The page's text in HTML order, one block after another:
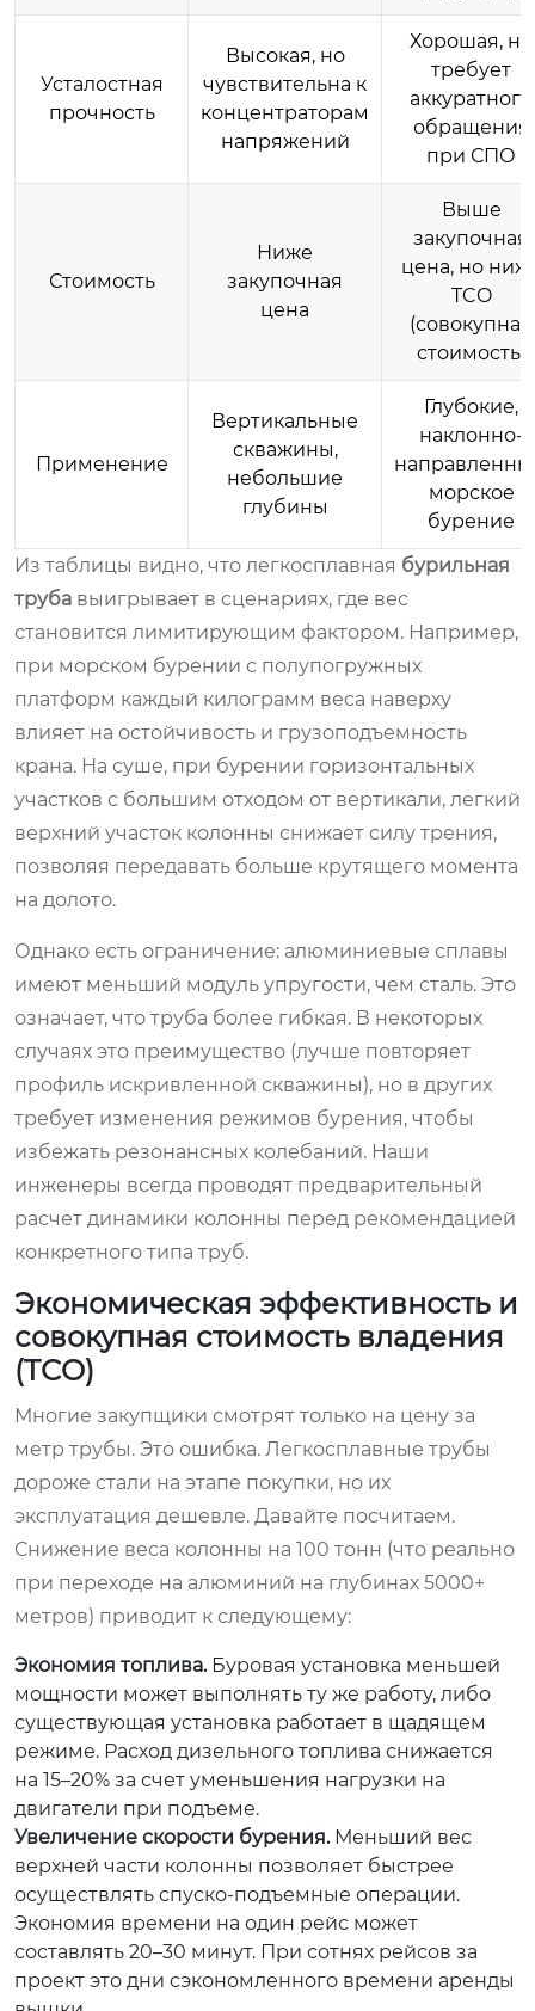
Усталостная
прочность
Высокая, но
чувствительна к
концентраторам
напряжений
Хорошая, но
требует
аккуратного
обращения
при СПО
Стоимость
Ниже
закупочная
цена
Выше
закупочная
цена, но
TCO
(совокупная
стоимость)
Применение
Вертикальные
скважины,
небольшие
глубины
Глубокие,
наклонно-
морское
бурение
Из таблицы видно, что легкосплавная бурильная
труба выигрывает в сценариях, где вес
становится лимитирующим фактором. Например,
при морском бурении с полупогружных
платформ каждый килограмм веса наверху
влияет на остойчивость и грузоподъемность
крана. На суше, при бурении горизонтальных
участков с большим отходом от вертикали, легкий
верхний участок колонны снижает силу трения,
позволяя передавать больше крутящего момента
на долото.
Однако есть ограничение: алюминиевые сплавы
имеют меньший модуль упругости, чем сталь. Это
означает, что труба более гибкая. В некоторых
случаях это преимущество (лучше повторяет
профиль искривленной скважины), но в других
требует изменения режимов бурения, чтобы
избежать резонансных колебаний. Наши
инженеры всегда проводят предварительный
расчет динамики колонны перед рекомендацией
конкретного типа труб.
Экономическая эффективность и
совокупная стоимость владения
(TCO)
Многие закупщики смотрят только на цену за
метр трубы. Это ошибка. Легкосплавные трубы
дороже стали на этапе покупки, но их
эксплуатация дешевле. Давайте посчитаем.
Снижение веса колонны на 100 тонн (что реально
при переходе на алюминий на глубинах 5000+
метров) приводит к следующему:
Экономия топлива.Буровая установка меньшей
мощности может выполнять ту же работу, либо
существующая установка работает в щадящем
режиме. Расход дизельного топлива снижается
на 15–20% за счет уменьшения нагрузки на
двигатели при подъеме.
Увеличение скорости бурения.Меньший вес
верхней части колонны позволяет быстрее
осуществлять спуско-подъемные операции.
Экономия времени на один рейс может
составлять 20–30 минут. При сотнях рейсов за
проект это дни сэкономленного времени аренды